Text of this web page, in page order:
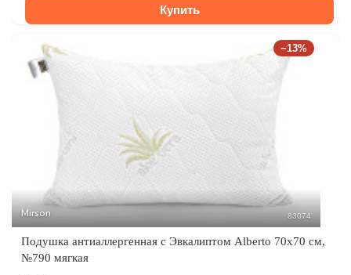
Купить
−13%
Mirson 83074
Подушка антиаллергенная с Эвкалиптом Alberto 70x70 см,
№790 мягкая